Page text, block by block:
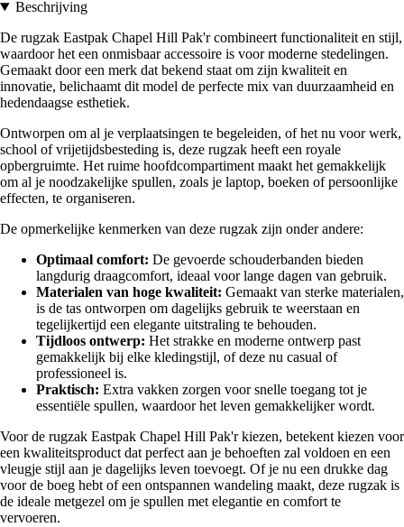
Beschrijving
De rugzak Eastpak Chapel Hill Pak'r combineert functionaliteit en stijl,
waardoor het een onmisbaar accessoire is voor moderne stedelingen.
Gemaakt door een merk dat bekend staat om zijn kwaliteit en
innovatie, belichaamt dit model de perfecte mix van duurzaamheid en
hedendaagse esthetiek.
Ontworpen om al je verplaatsingen te begeleiden, of het nu voor werk,
school of vrijetijdsbesteding is, deze rugzak heeft een royale
opbergruimte. Het ruime hoofdcompartiment maakt het gemakkelijk
om al je noodzakelijke spullen, zoals je laptop, boeken of persoonlijke
effecten, te organiseren.
De opmerkelijke kenmerken van deze rugzak zijn onder andere:
Optimaal comfort: De gevoerde schouderbanden bieden
langdurig draagcomfort, ideaal voor lange dagen van gebruik.
Materialen van hoge kwaliteit: Gemaakt van sterke materialen,
is de tas ontworpen om dagelijks gebruik te weerstaan en
tegelijkertijd een elegante uitstraling te behouden.
Tijdloos ontwerp: Het strakke en moderne ontwerp past
gemakkelijk bij elke kledingstijl, of deze nu casual of
professioneel is.
Praktisch: Extra vakken zorgen voor snelle toegang tot je
essentiële spullen, waardoor het leven gemakkelijker wordt.
Voor de rugzak Eastpak Chapel Hill Pak'r kiezen, betekent kiezen voor
een kwaliteitsproduct dat perfect aan je behoeften zal voldoen en een
vleugje stijl aan je dagelijks leven toevoegt. Of je nu een drukke dag
voor de boeg hebt of een ontspannen wandeling maakt, deze rugzak is
de ideale metgezel om je spullen met elegantie en comfort te
vervoeren.